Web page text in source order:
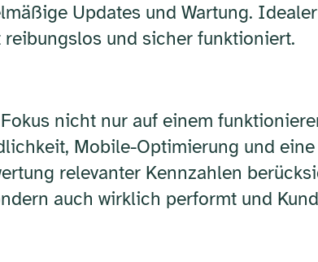
Updates und Wartung.
und sicher funktioniert.
nicht nur auf einem
Mobile-Optimierung und
relevanter Kennzahlen
auch wirklich performt und